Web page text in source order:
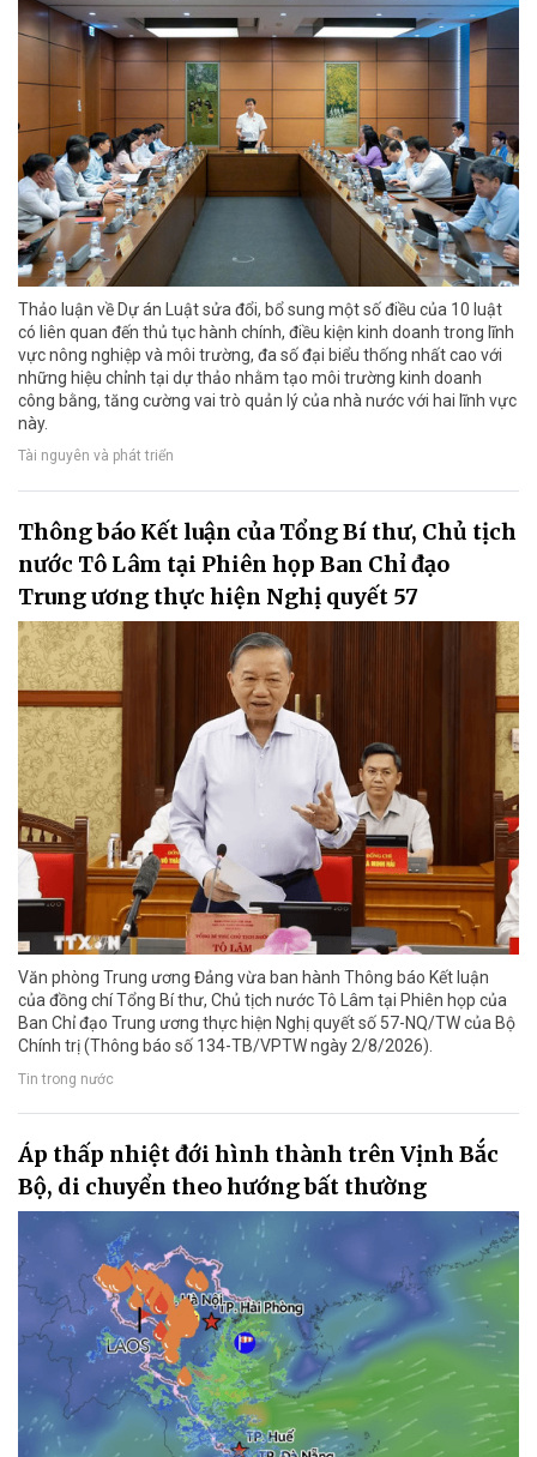
Thảo luận về Dự án Luật sửa đổi, bổ sung một số điều của 10 luật
có liên quan đến thủ tục hành chính, điều kiện kinh doanh trong lĩnh
vực nông nghiệp và môi trường, đa số đại biểu thống nhất cao với
những hiệu chỉnh tại dự thảo nhằm tạo môi trường kinh doanh
công bằng, tăng cường vai trò quản lý của nhà nước với hai lĩnh vực
này.
Tài nguyên và phát triển
Thông báo Kết luận của Tổng Bí thư, Chủ tịch
nước Tô Lâm tại Phiên họp Ban Chỉ đạo
Trung ương thực hiện Nghị quyết 57
Văn phòng Trung ương Đảng vừa ban hành Thông báo Kết luận
của đồng chí Tổng Bí thư, Chủ tịch nước Tô Lâm tại Phiên họp của
Ban Chỉ đạo Trung ương thực hiện Nghị quyết số 57-NQ/TW của Bộ
Chính trị (Thông báo số 134-TB/VPTW ngày 2/8/2026).
Tin trong nước
Áp thấp nhiệt đới hình thành trên Vịnh Bắc
Bộ, di chuyển theo hướng bất thường